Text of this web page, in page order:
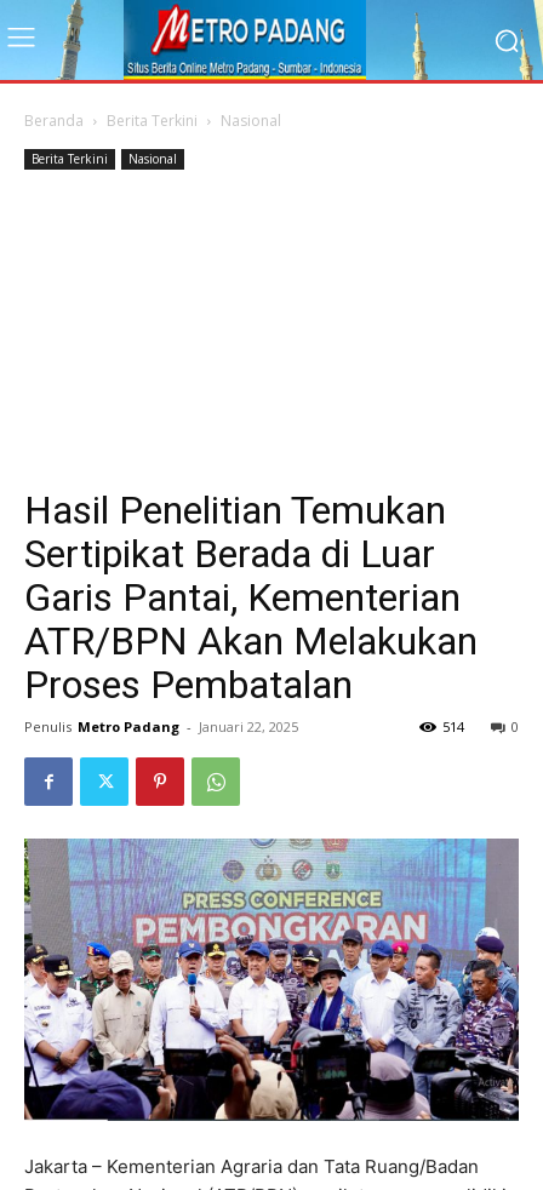
Beranda Berita Terkini Nasional
Berita Terkini Nasional
Hasil Penelitian Temukan
Sertipikat Berada di Luar
Garis Pantai, Kementerian
ATR/BPN Akan Melakukan
Proses Pembatalan
Penulis Metro Padang - Januari 22, 2025 0
514
Jakarta – Kementerian Agraria dan Tata Ruang/Badan